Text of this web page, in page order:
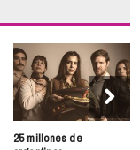
25 millones de